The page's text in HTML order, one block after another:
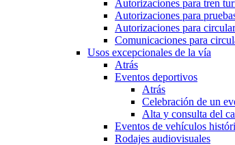
Autorizaciones para tren
Autorizaciones para
Autorizaciones para
Comunicaciones para
Usos excepcionales de la vía
Atrás
Eventos deportivos
Atrás
Celebración de un
Alta y consulta del
Eventos de vehículos
Rodajes audiovisuales